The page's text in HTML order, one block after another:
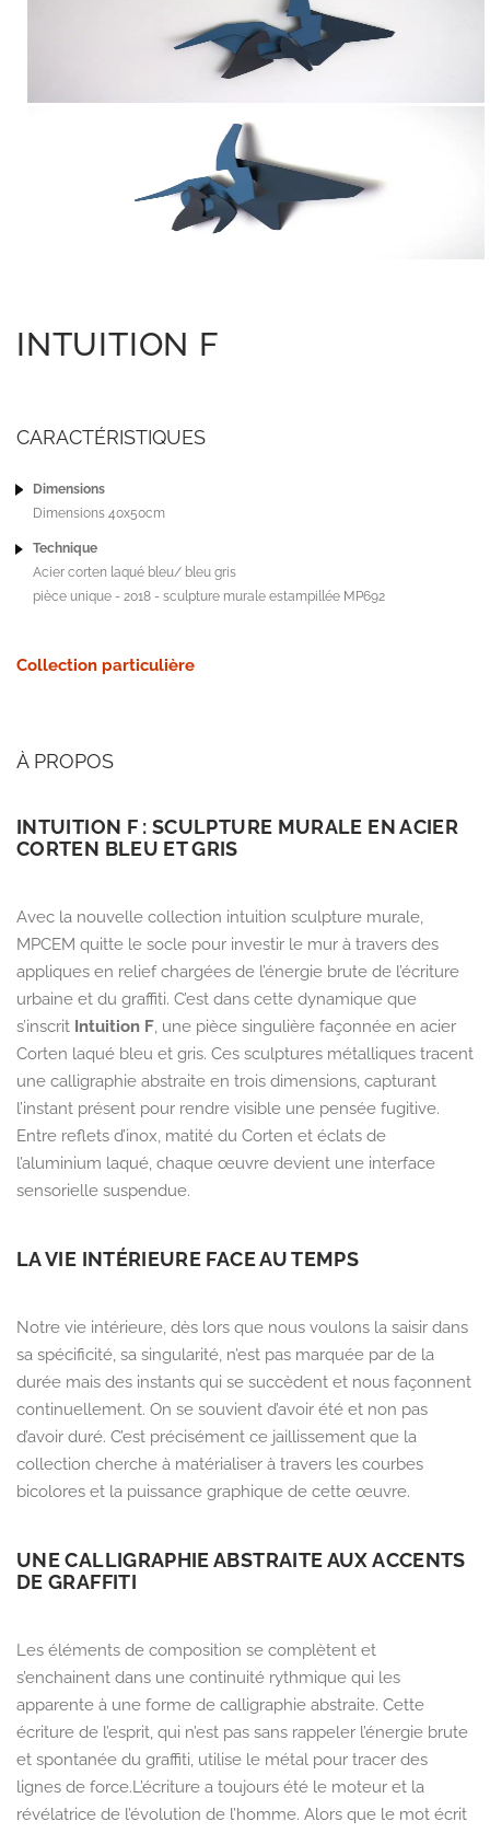
INTUITION F
CARACTÉRISTIQUES
Dimensions
Dimensions 40x50cm
Technique
Acier corten laqué bleu/ bleu gris
pièce unique - 2018 - sculpture murale estampillée MP692
Collection particulière
À PROPOS
INTUITION F : SCULPTURE MURALE EN ACIER
CORTEN BLEU ET GRIS
Avec la nouvelle collection intuition sculpture murale,
MPCEM quitte le socle pour investir le mur à travers des
appliques en relief chargées de l’énergie brute de l’écriture
urbaine et du graffiti. C’est dans cette dynamique que
s’inscrit Intuition F, une pièce singulière façonnée en acier
Corten laqué bleu et gris. Ces sculptures métalliques tracent
une calligraphie abstraite en trois dimensions, capturant
l’instant présent pour rendre visible une pensée fugitive.
Entre reflets d’inox, matité du Corten et éclats de
l’aluminium laqué, chaque œuvre devient une interface
sensorielle suspendue.
LA VIE INTÉRIEURE FACE AU TEMPS
Notre vie intérieure, dès lors que nous voulons la saisir dans
sa spécificité, sa singularité, n’est pas marquée par de la
durée mais des instants qui se succèdent et nous façonnent
continuellement. On se souvient d’avoir été et non pas
d’avoir duré. C’est précisément ce jaillissement que la
collection cherche à matérialiser à travers les courbes
bicolores et la puissance graphique de cette œuvre.
UNE CALLIGRAPHIE ABSTRAITE AUX ACCENTS
DE GRAFFITI
Les éléments de composition se complètent et
s’enchainent dans une continuité rythmique qui les
apparente à une forme de calligraphie abstraite. Cette
écriture de l’esprit, qui n’est pas sans rappeler l’énergie brute
et spontanée du graffiti, utilise le métal pour tracer des
lignes de force.L’écriture a toujours été le moteur et la
révélatrice de l’évolution de l’homme. Alors que le mot écrit